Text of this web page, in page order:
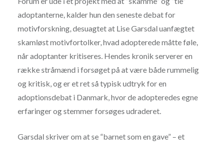
adoptanterne, kalder hun den seneste debat for
motivforskning, desuagtet at Lise Garsdal uanfægtet
skamløst motivfortolker, hvad adopterede måtte føle,
når adoptanter kritiseres. Hendes kronik serverer en
række stråmænd i forsøget på at være både rummelig
og kritisk, og er et ret så typisk udtryk for en
adoptionsdebat i Danmark, hvor de adopteredes egne
erfaringer og stemmer forsøges udraderet.
Garsdal skriver om at se “barnet som en gave” – et